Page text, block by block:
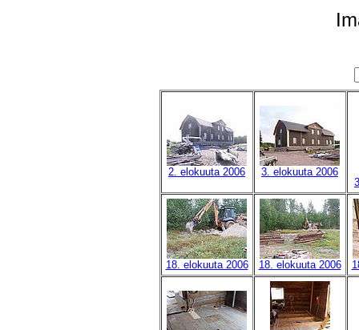
2. elokuuta 2006
3. elokuuta 2006
18. elokuuta 2006 18. elokuuta 2006